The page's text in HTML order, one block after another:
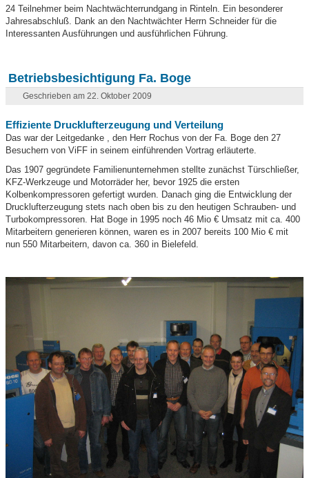
24 Teilnehmer beim Nachtwächterrundgang in Rinteln. Ein besonderer
Jahresabschluß. Dank an den Nachtwächter Herrn Schneider für die
Interessanten Ausführungen und ausführlichen Führung.
Betriebsbesichtigung Fa. Boge
Geschrieben am 22. Oktober 2009
Effiziente Drucklufterzeugung und Verteilung
Das war der Leitgedanke , den Herr Rochus von der Fa. Boge den 27
Besuchern von ViFF in seinem einführenden Vortrag erläuterte.
Das 1907 gegründete Familienunternehmen stellte zunächst Türschließer,
KFZ-Werkzeuge und Motorräder her, bevor 1925 die ersten
Kolbenkompressoren gefertigt wurden. Danach ging die Entwicklung der
Drucklufterzeugung stets nach oben bis zu den heutigen Schrauben- und
Turbokompressoren. Hat Boge in 1995 noch 46 Mio € Umsatz mit ca. 400
Mitarbeitern generieren können, waren es in 2007 bereits 100 Mio € mit
nun 550 Mitarbeitern, davon ca. 360 in Bielefeld.